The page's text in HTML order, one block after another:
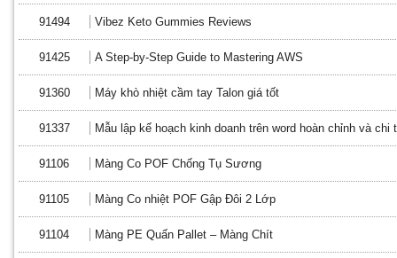
91494 Vibez Keto Gummies Reviews
91425 A Step-by-Step Guide to Mastering AWS
91360 Máy khò nhiệt cầm tay Talon giá tốt
91337 Mẫu lập kế hoạch kinh doanh trên word hoàn chỉnh và chi
91106 Màng Co POF Chống Tụ Sương
91105 Màng Co nhiệt POF Gập Đôi 2 Lớp
91104 Màng PE Quấn Pallet – Màng Chít